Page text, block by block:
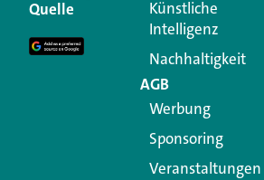
Kommentar
Quelle
Künstliche
Intelligenz
Nachhaltigkeit
AGB
Werbung
Sponsoring
Veranstaltungen